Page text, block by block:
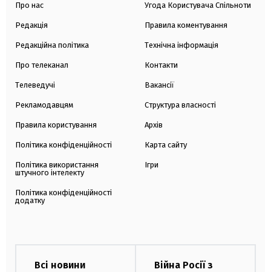
Про нас
Редакція
Редакційна політика
Про телеканал
Телеведучі
Рекламодавцям
Правила користування
Політика конфіденційності
Політика використання
штучного інтелекту
Політика конфіденційності
додатку
Угода Користувача Спільноти
Правила коментування
Технічна інформація
Контакти
Вакансії
Структура власності
Архів
Карта сайту
Ігри
Всі новини
Війна Росії з